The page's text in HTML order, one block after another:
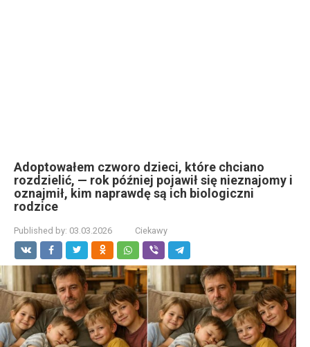
Adoptowałem czworo dzieci, które chciano
rozdzielić, — rok później pojawił się nieznajomy i
oznajmił, kim naprawdę są ich biologiczni
rodzice
Published by: 03.03.2026 Ciekawy